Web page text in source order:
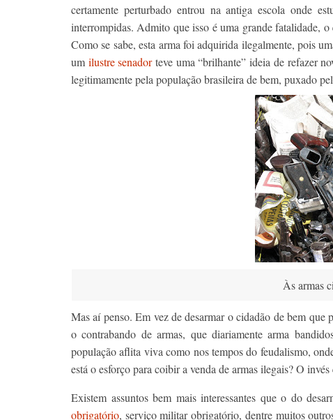
certamente perturbado entrou na antiga escola onde
interrompidas. Admito que isso é uma grande fatalidade,
Como se sabe, esta arma foi adquirida ilegalmente, pois
um ilustre senadorteve uma “brilhante” ideia de refazer
legitimamente pela população brasileira de bem, puxado
Às armas
Mas aí penso. Em vez de desarmar o cidadão de bem que
o contrabando de armas, que diariamente arma
população aflita viva como nos tempos do feudalismo,
está o esforço para coibir a venda de armas ilegais? O
Existem assuntos bem mais interessantes que o do
obrigatório, serviço militar obrigatório, dentre muitos